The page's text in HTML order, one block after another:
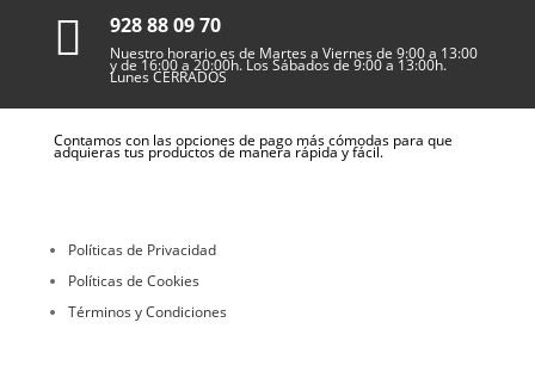
 928 88 09 70
Nuestro horario es de Martes a Viernes de 9:00 a 13:00
y de 16:00 a 20:00h. Los Sábados de 9:00 a 13:00h.
Lunes CERRADOS
Contamos con las opciones de pago más cómodas para que
adquieras tus productos de manera rápida y fácil.
Políticas de Privacidad
Políticas de Cookies
Términos y Condiciones